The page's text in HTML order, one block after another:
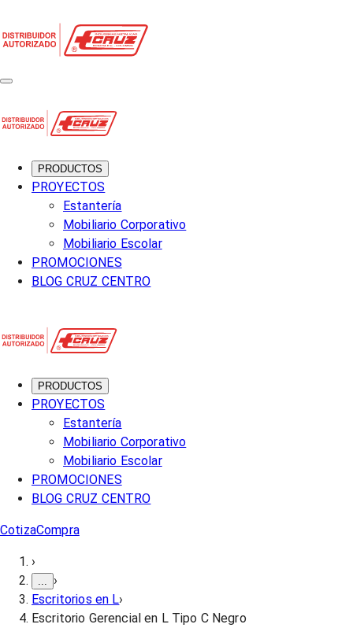
PRODUCTOS
PROYECTOS
Estantería
Mobiliario Corporativo
Mobiliario Escolar
PROMOCIONES
BLOG CRUZ CENTRO
PRODUCTOS
PROYECTOS
Estantería
Mobiliario Corporativo
Mobiliario Escolar
PROMOCIONES
BLOG CRUZ CENTRO
CotizaCompra
›
›
Escritorios en L›
Escritorio Gerencial en L Tipo C Negro